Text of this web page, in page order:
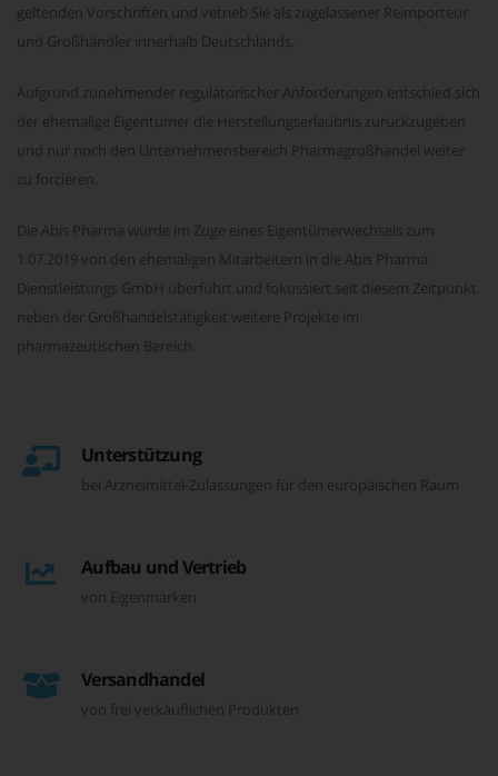
geltenden Vorschriften und vetrieb Sie als zugelassener Reimporteur
und Großhändler innerhalb Deutschlands.
Aufgrund zunehmender regulatorischer Anforderungen entschied sich
der ehemalige Eigentümer die Herstellungserlaubnis zurückzugeben
und nur noch den Unternehmensbereich Pharmagroßhandel weiter
zu forcieren.
Die Abis Pharma wurde im Zuge eines Eigentümerwechsels zum
1.07.2019 von den ehemaligen Mitarbeitern in die Abis Pharma
Dienstleistungs GmbH überführt und fokussiert seit diesem Zeitpunkt
neben der Großhandelstätigkeit weitere Projekte im
pharmazeutischen Bereich.
Unterstützung
bei Arzneimittel-Zulassungen für den europäischen Raum
Aufbau und Vertrieb
von Eigenmarken
Versandhandel
von frei verkäuflichen Produkten